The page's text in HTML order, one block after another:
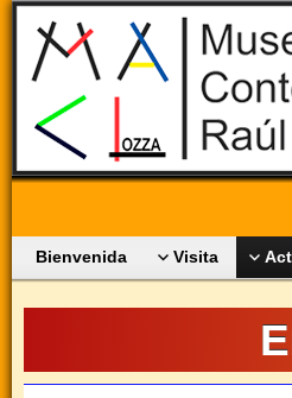
Bienvenida Visita